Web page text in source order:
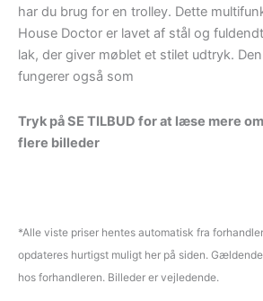
har du brug for en trolley. Dette
House Doctor er lavet af stål og
lak, der giver møblet et stilet udtryk.
fungerer også som
Tryk på SE TILBUD for at læse mere
flere billeder
*Alle viste priser hentes automatisk fra
opdateres hurtigst muligt her på siden.
hos forhandleren. Billeder er vejledende.